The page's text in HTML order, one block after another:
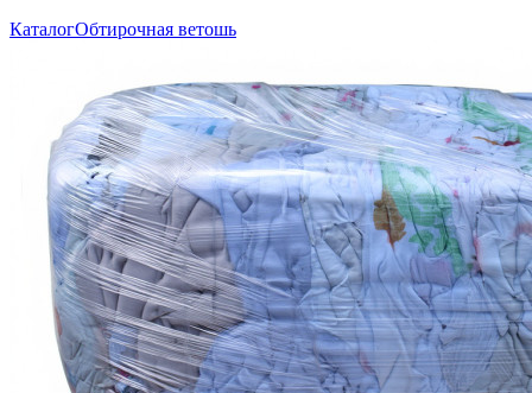
КаталогОбтирочная ветошь